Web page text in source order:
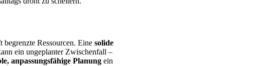
Ressourcen. Eine solide
ein ungeplanter Zwischenfall –
anpassungsfähige Planung ein